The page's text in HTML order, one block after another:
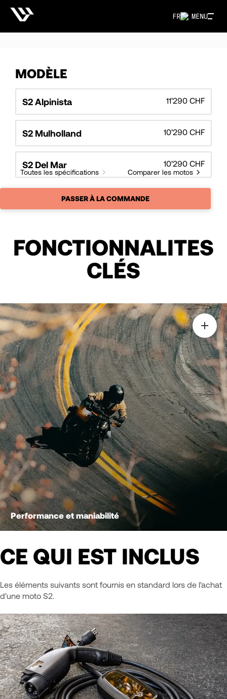
MENU
FR
MODÈLE
S2 Alpinista 11’290 CHF
S2 Mulholland 10’290 CHF
S2 Del Mar 10’290 CHF
Toutes les spécifications Comparer les motos
PASSER À LA COMMANDE
FONCTIONNALITES
CLÉS
Performance et maniabilité
CE QUI EST INCLUS
Les éléments suivants sont fournis en standard lors de l'achat
d'une moto S2.